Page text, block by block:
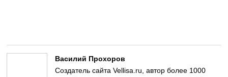
Василий Прохоров
Создатель сайта Vellisa.ru, автор более 1000